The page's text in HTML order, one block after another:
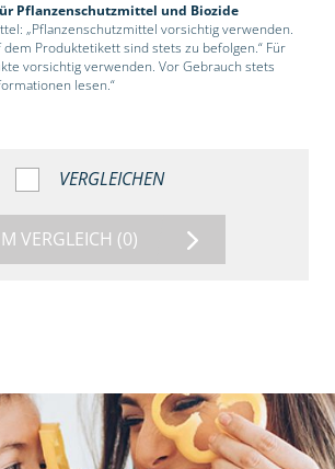
Pflanzenschutzmittel und Biozide
„Pflanzenschutzmittel vorsichtig verwenden.
Produktetikett sind stets zu befolgen.“ Für
vorsichtig verwenden. Vor Gebrauch stets
lesen.“
VERGLEICHEN
VERGLEICH (0)